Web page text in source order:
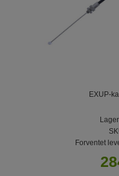
EXUP-
Forventet